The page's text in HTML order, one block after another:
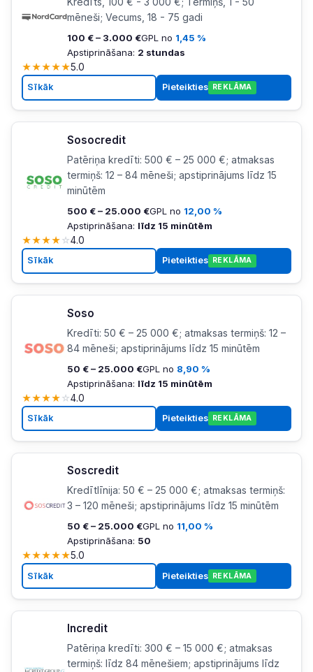
mēneši; Vecums, 18 - 75 gadi
100 € – 3.000 €GPL no 1,45 %
Apstiprināšana: 2 stundas
★★★★★5.0
Sīkāk Pieteikties REKLĀMA
Sosocredit
Patēriņa kredīti: 500 € – 25 000 €; atmaksas
termiņš: 12 – 84 mēneši; apstiprinājums līdz 15
minūtēm
500 € – 25.000 €GPL no 12,00 %
Apstiprināšana: līdz 15 minūtēm
★★★★☆4.0
Sīkāk Pieteikties REKLĀMA
Soso
Kredīti: 50 € – 25 000 €; atmaksas termiņš: 12 –
84 mēneši; apstiprinājums līdz 15 minūtēm
50 € – 25.000 €GPL no 8,90 %
Apstiprināšana: līdz 15 minūtēm
★★★★☆4.0
Sīkāk Pieteikties REKLĀMA
Soscredit
Kredītlīnija: 50 € – 25 000 €; atmaksas termiņš:
3 – 120 mēneši; apstiprinājums līdz 15 minūtēm
50 € – 25.000 €GPL no 11,00 %
Apstiprināšana: 50
★★★★★5.0
Sīkāk Pieteikties REKLĀMA
Incredit
Patēriņa kredīti: 300 € – 15 000 €; atmaksas
termiņš: līdz 84 mēnešiem; apstiprinājums līdz